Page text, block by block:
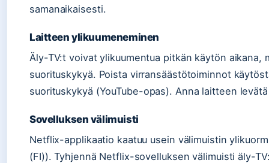
samanaikaisesti.
Laitteen ylikuumeneminen
Äly-TV:t voivat ylikuumentua pitkän käytön aikana,
suorituskykyä. Poista virransäästötoiminnot
suorituskykyä (YouTube-opas). Anna laitteen
Sovelluksen välimuisti
Netflix-applikaatio kaatuu usein välimuistin
(FI)). Tyhjennä Netflix-sovelluksen välimuisti äly-